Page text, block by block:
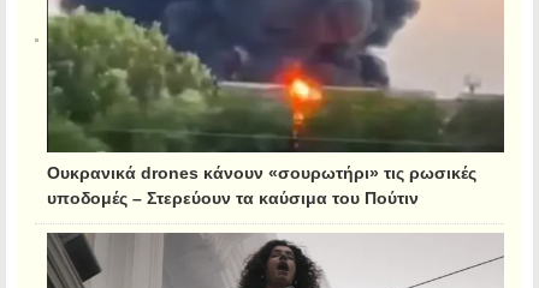
Ουκρανικά drones κάνουν «σουρωτήρι» τις ρωσικές
υποδομές – Στερεύουν τα καύσιμα του Πούτιν